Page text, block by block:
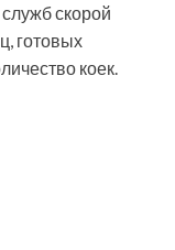
скорой
готовых
коек.